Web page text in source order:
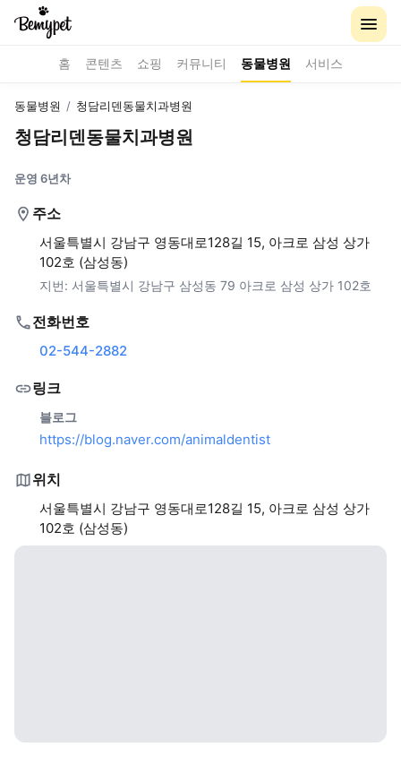
홈 콘텐츠 쇼핑 커뮤니티 동물병원 서비스
동물병원 / 청담리덴동물치과병원
청담리덴동물치과병원
운영 6년차
주소
서울특별시 강남구 영동대로128길 15, 아크로 삼성 상가
102호 (삼성동)
지번: 서울특별시 강남구 삼성동 79 아크로 삼성 상가 102호
전화번호
02-544-2882
링크
블로그
https://blog.naver.com/animaldentist
위치
서울특별시 강남구 영동대로128길 15, 아크로 삼성 상가
102호 (삼성동)